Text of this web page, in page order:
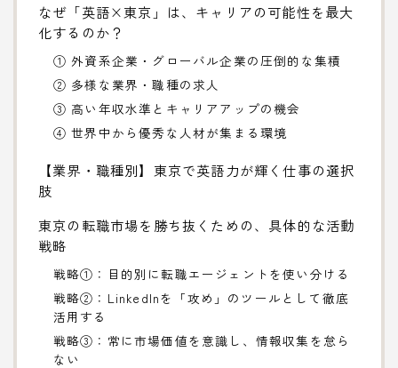
なぜ「英語×東京」は、キャリアの可能性を最大
化するのか？
① 外資系企業・グローバル企業の圧倒的な集積
② 多様な業界・職種の求人
③ 高い年収水準とキャリアアップの機会
④ 世界中から優秀な人材が集まる環境
【業界・職種別】東京で英語力が輝く仕事の選択
肢
東京の転職市場を勝ち抜くための、具体的な活動
戦略
戦略①：目的別に転職エージェントを使い分ける
戦略②：LinkedInを「攻め」のツールとして徹底
活用する
戦略③：常に市場価値を意識し、情報収集を怠ら
ない